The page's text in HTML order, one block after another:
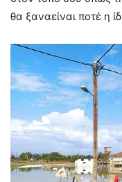
θα ξαναείναι ποτέ η